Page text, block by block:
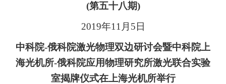
(第五十八期)
2019年11月5日
中科院-俄科院激光物理双边研讨会暨中科院上
海光机所-俄科院应用物理研究所激光联合实验
室揭牌仪式在上海光机所举行